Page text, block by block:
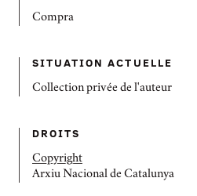
Compra
SITUATION ACTUELLE
Collection privée de l'auteur
DROITS
Copyright
Arxiu Nacional de Catalunya